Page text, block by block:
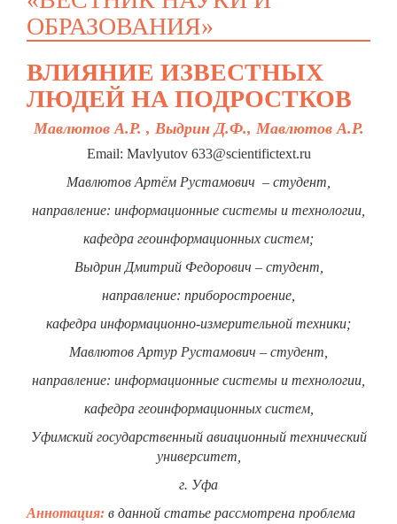
ОБРАЗОВАНИЯ»
ВЛИЯНИЕ ИЗВЕСТНЫХ
ЛЮДЕЙ НА ПОДРОСТКОВ
Мавлютов А.Р. , Выдрин Д.Ф., Мавлютов А.Р.
Email: Mavlyutov 633@scientifictext.ru
Мавлютов Артём Рустамович – студент,
направление: информационные системы и технологии,
кафедра геоинформационных систем;
Выдрин Дмитрий Федорович – студент,
направление: приборостроение,
кафедра информационно-измерительной техники;
Мавлютов Артур Рустамович – студент,
направление: информационные системы и технологии,
кафедра геоинформационных систем,
Уфимский государственный авиационный технический
университет,
г. Уфа
Аннотация: в данной статье рассмотрена проблема